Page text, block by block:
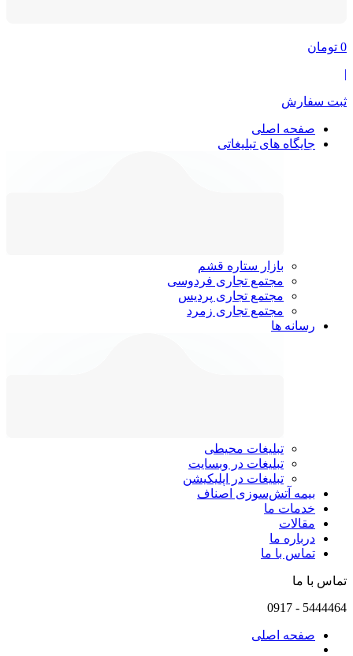
0 تومان
|
ثبت سفارش
صفحه اصلی
جایگاه های تبلیغاتی
بازار ستاره قشم
مجتمع تجاری فردوسی
مجتمع تجاری پردیس
مجتمع تجاری زمرد
رسانه ها
تبلیغات محیطی
تبلیغات در وبسایت
تبلیغات در اپلیکیشن
بیمه آتش‌سوزی اصناف
خدمات ما
مقالات
درباره ما
تماس با ما
تماس با ما
5444464
-
0917
صفحه اصلی